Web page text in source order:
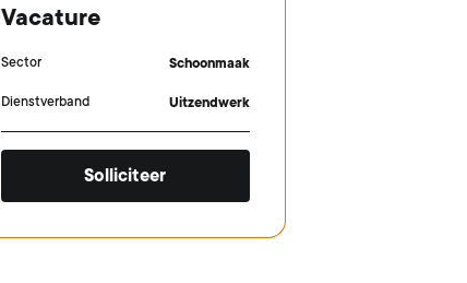
Vacature
Sector Schoonmaak
Dienstverband Uitzendwerk
Solliciteer